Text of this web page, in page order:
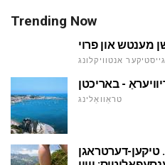
Trending Now
מענטש און פרוי
גייסטיקער אנטוויקלונג
- באריכטן
טראַוואַלינג
טיקען-דערטראגן